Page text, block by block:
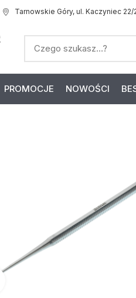
Tarnowskie Góry, ul. Kaczyniec 22/
PROMOCJE NOWOŚCI